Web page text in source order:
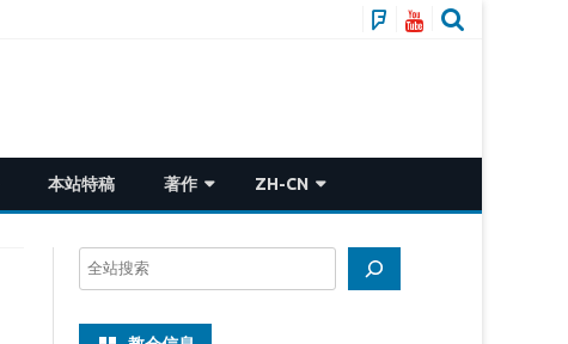
推
特
CSMP
本站特稿 著作
灾变论——中国人的流离飘荡与救赎
ZH-CN
搜
索